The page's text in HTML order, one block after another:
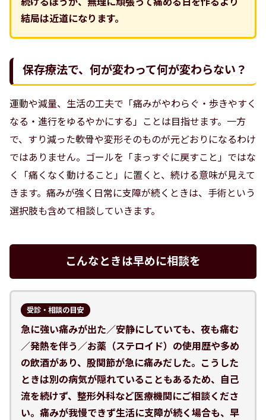
続けるほうが、無理に頑張って痛める日を作るより
結局は近道になります。
保存療法で、何が変わって何が変わらない？
運動や減量、生活の工夫で「痛みがやわらぐ・歩きやすく
なる・進行をゆるやかにする」ことは目指せます。一方
で、すり減った軟骨や変形そのものが元どおりになるわけ
ではありません。ゴールを「まっすぐに戻すこと」ではな
く「痛くなく動けること」に置くと、続ける意味が見えて
きます。痛みが強く日常に支障が続くときは、手術という
選択肢も含めて相談していきます。
こんなときは早めに相談を
受診・相談の目安
急に強い痛みが出た／安静にしていても、夜も痛む
／発熱を伴う／お薬（ステロイド）の使用歴や多め
の飲酒があり、股関節が急に痛みだした。こうした
ときは別の病気が隠れていることもあるため、自己
流を続けず、整形外科など医療機関にご相談くださ
い。痛みが我慢できず生活に支障が続く場合も、早